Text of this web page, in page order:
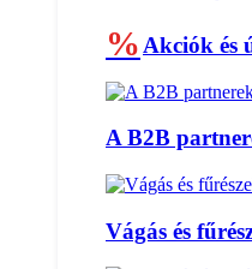
% Akciók és
A B2B
Vágás és